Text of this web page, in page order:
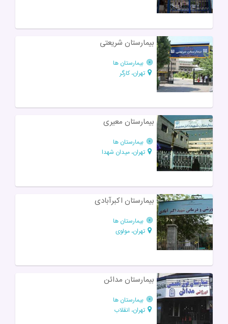
بیمارستان شریعتی
بیمارستان ها
تهران، کارگر
بیمارستان معیری
بیمارستان ها
تهران، میدان شهدا
بیمارستان اکبرآبادی
بیمارستان ها
تهران، مولوی
بیمارستان مدائن
بیمارستان ها
تهران، انقلاب